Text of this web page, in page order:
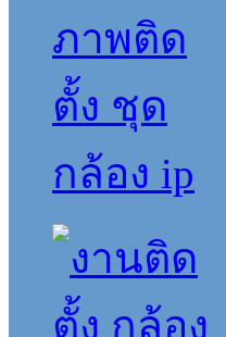
ภาพติด
ตั้ง ชุด
กล้อง ip